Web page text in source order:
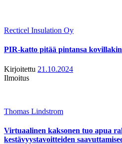
Recticel Insulation Oy
PIR-katto pitää pintansa
Kirjoitettu 21.10.2024
Ilmoitus
Thomas Lindstrom
Virtuaalinen kaksonen tuo apua
kestävyystavoitteiden